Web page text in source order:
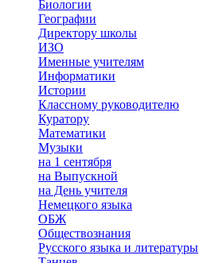
Биологии
Географии
Директору школы
ИЗО
Именные учителям
Информатики
Истории
Классному руководителю
Куратору
Математики
Музыки
на 1 сентября
на Выпускной
на День учителя
Немецкого языка
ОБЖ
Обществознания
Русского языка и литературы